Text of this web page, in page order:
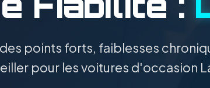
points forts, faiblesses
pour les voitures d'occasion